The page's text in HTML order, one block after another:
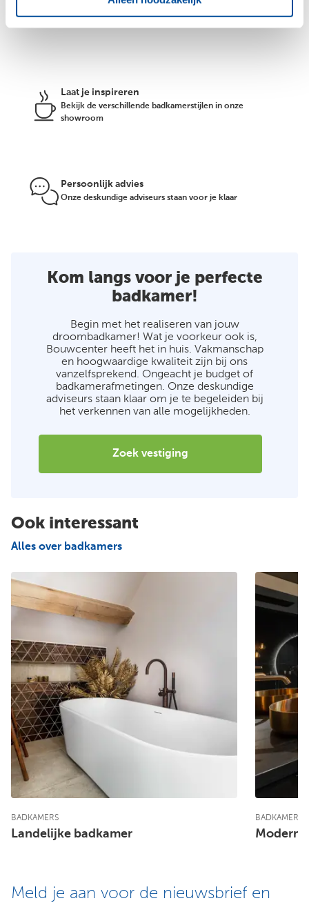
Laat je inspireren
Bekijk de verschillende badkamerstijlen in onze
showroom
Persoonlijk advies
Onze deskundige adviseurs staan voor je klaar
Kom langs voor je perfecte
badkamer!
Begin met het realiseren van jouw
droombadkamer! Wat je voorkeur ook is,
Bouwcenter heeft het in huis. Vakmanschap
en hoogwaardige kwaliteit zijn bij ons
vanzelfsprekend. Ongeacht je budget of
badkamerafmetingen. Onze deskundige
adviseurs staan klaar om je te begeleiden bij
het verkennen van alle mogelijkheden.
Zoek vestiging
Ook interessant
Alles over badkamers
BADKAMERS
Landelijke badkamer
BADKAMERS
Meld je aan voor de nieuwsbrief en